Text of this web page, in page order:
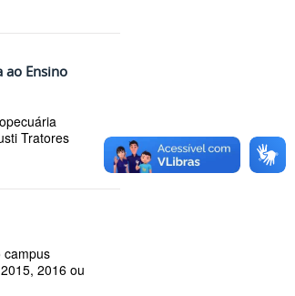
ao Ensino
Tratores
campus
2016 ou